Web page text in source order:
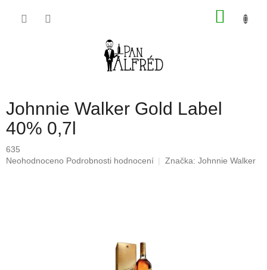
Johnnie Walker Gold Label
40% 0,7l
635
Průměrné
Neohodnoceno Podrobnosti hodnocení Značka: Johnnie Walker